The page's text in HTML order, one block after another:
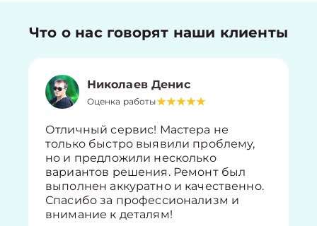
Что о нас говорят наши клиенты
Николаев Денис
Оценка работы
Отличный сервис! Мастера не
только быстро выявили проблему,
но и предложили несколько
вариантов решения. Ремонт был
выполнен аккуратно и качественно.
Спасибо за профессионализм и
внимание к деталям!